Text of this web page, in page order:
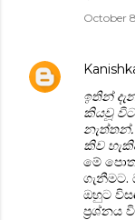
October
ඉතින්
කියවූ
නැත්තන්.
කිව
මේ
ඔහුට
ප්‍රශ්නය